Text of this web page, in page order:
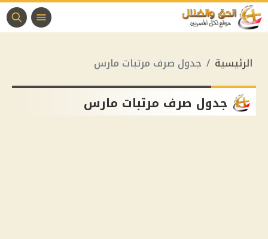
الرئيسية جدول صرف مرتبات مارس
جدول صرف مرتبات مارس